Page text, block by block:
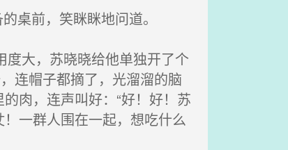
桌前，笑眯眯地问道。
大，苏晓晓给他单独开了个
连帽子都摘了，光溜溜的脑
肉，连声叫好：“好！好！苏
一群人围在一起，想吃什么